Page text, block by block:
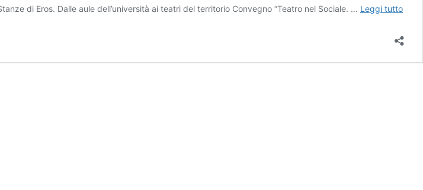
di Eros. Dalle aule dell’università ai teatri del territorio Convegno “Teatro nel Sociale. … Leggi tutto